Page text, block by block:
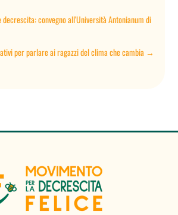
decrescita: convegno all'Università Antonianum di
per parlare ai ragazzi del clima che cambia →